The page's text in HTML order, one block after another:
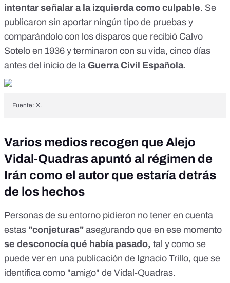
intentar señalar a la izquierda como culpable. Se
publicaron sin aportar ningún tipo de pruebas y
comparándolo con los disparos que recibió Calvo
Sotelo en 1936 y terminaron con su vida, cinco días
antes del inicio de la Guerra Civil Española.
Fuente: X.
Varios medios recogen que Alejo
Vidal-Quadras apuntó al régimen de
Irán como el autor que estaría detrás
de los hechos
Personas de su entorno pidieron no tener en cuenta
estas "conjeturas" asegurando que en ese momento
se desconocía qué había pasado, tal y como se
puede ver en una publicación de Ignacio Trillo, que se
identifica como "amigo" de Vidal-Quadras.